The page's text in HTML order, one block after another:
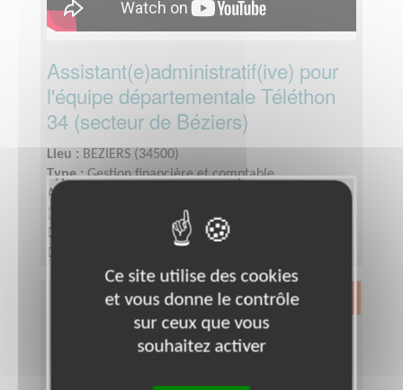
Assistant(e)administratif(ive) pour
l'équipe départementale Téléthon
34 (secteur de Béziers)
Lieu : BEZIERS (34500)
Type :Gestion financière et comptable
Association :
AFM - Coordination Téléthon - Hérault
Date :
Disponibilité demandée :
votre disponibilité
Exclusion & Pauvreté
Ce site utilise des cookies
et vous donne le contrôle
sur ceux que vous
souhaitez activer